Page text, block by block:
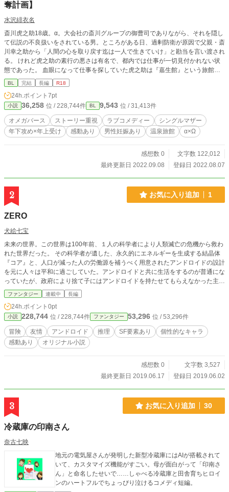
奪計画】
水沢緋衣名
斎川虎之助18歳。α。大会社の斎川グループの御曹司でありながら、それを隠し
て伝説の不良扱いをされている男。ところがある日、過剰防衛が原因で父親・斎
川幸之助から「人間の心を取り戻す迄は一人で生きていけ」と勘当を言い渡され
る。 けれど虎之助の素行の悪さは有名で、都内では仕事が一切見付かれない状
態であった。 血眼になって仕事を探していた虎之助は『嘉生館』という旅館の
住み込みのアルバイトを発見。 住み家も食事も提供される上に都内から離れら
れる旅館のバイトは、この時の虎之助にはとても都合がいい。 その仕事に乗っ
た虎之助は、Ωなのにも関わらず嘉生館で女将として働く穂波操に出逢
い………？？ 性描写(挿入あり)☆ 今回は運命の番的な要素は無く、割と
ストレートなオメガバースになります。 この物語はフィクションです。実在
の人物や団体などとは関係ありません。 大変長くなってしまいましたが、楽し
んでいただける方がおりましたら、何卒宜しくお願い致します。
BL 完結 長編 R18
24h.ポイント 7pt
小説 36,258 位 / 228,744件 BL 9,543 位 / 31,413件
オメガバース ストーリー重視 ラブコメディー
シングルマザー
年下攻め×年上受け
感動あり 男性妊娠あり 温泉旅館 α×Ω
感想数 0
文字数 122,012
最終更新日 2022.09.08
登録日 2022.08.07
2 お気に入り追加 1
ZERO
犬絵七宝
未来の世界。この世界は100年前、１人の科学者により人類滅亡の危機から救わ
れた世界だった。 その科学者が遺した、永久的にエネルギーを生成する結晶体
『コア』と、人口が減った人の労働源を補うべく用意されたアンドロイドの設計
を元に人々は平和に過ごしていた。アンドロイドと共に生活をするのが普通にな
っていたが、政府により捨て子にはアンドロイドを持たせてもらえなかった主人
公『ヤマト』。ヤマトは拾ってくれた機器類の修復などを手がける親方に拾われ
て仕事をしていた。収入の少ない親方に配慮して、お金がかかる学校にもいかず
仕事する日々を過ごしていたヤマトだが、本当はアンドロイドをもらいサポート
したいという夢を抱いていた。 アンドロイドの大会が開かれていた日。仕事で
使う備品の買い出しに出ていたヤマトの前に、１人の少年『ナツキ』とその相棒
の猫型アンドロイド『チャトラ』と出会い、夢の道を開いてもらう。そこから少
しずつ夢が開けてきた時、ヤマトは今後の物語を共にする運命のアンドロイド
スクの子供と戦う、未来を賭けた激しい戦いにヤマトは巻き込まれていく。
ファンタジー 連載中 長編
24h.ポイント 0pt
小説 228,744 位 / 228,744件 ファンタジー 53,296 位 / 53,296件
冒険 友情 アンドロイド 推理 SF要素あり
個性的なキャラ
感動あり
オリジナル小説
感想数 0
文字数 3,527
最終更新日 2019.06.17
登録日 2019.06.02
3 お気に入り追加 30
冷蔵庫の印南さん
奈古七映
地元の電気屋さんが発明した新型冷蔵庫にはAIが搭載されて
いて、カスタマイズ機能がすごい。母が面白がって「印南さ
ん」と命名したせいで……しゃべる冷蔵庫と田舎育ちヒロイ
ンのハートフルでちょっぴり泣けるコメディ短編。